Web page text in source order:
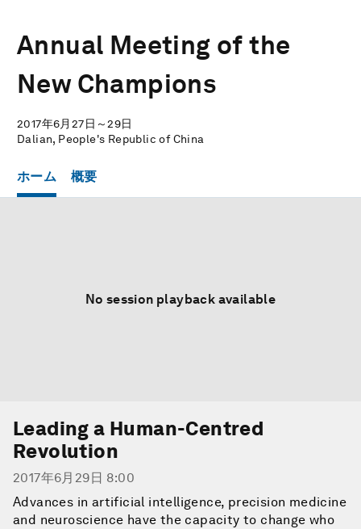
Annual Meeting of the
New Champions
2017年6月27日～29日
Dalian, People's Republic of China
ホーム 概要
No session playback available
Leading a Human-Centred
Revolution
2017年6月29日 8:00
Advances in artificial intelligence, precision medicine
and neuroscience have the capacity to change who